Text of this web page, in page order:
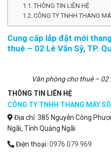
THÔNG TIN LIÊN HỆ
CÔNG TY TNHH THANG
Cung cấp lắp đặt mới
thuê – 02 Lê Văn Sỹ, TP.
Văn phòng cho thuê – 02
THÔNG TIN LIÊN HỆ
CÔNG TY TNHH THANG MÁY
Địa chỉ: 385 Nguyễn Công
Ngãi, Tỉnh Quảng Ngãi
Điện thoại: 0976.079.969